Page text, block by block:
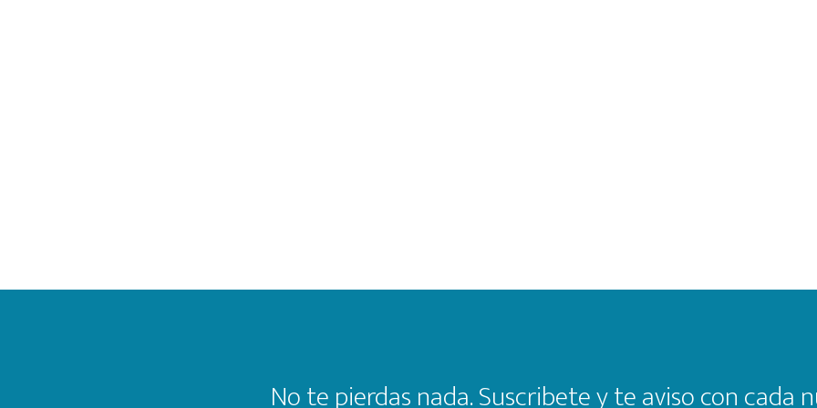
Footer
No te pierdas nada. Suscribete y te aviso con cada